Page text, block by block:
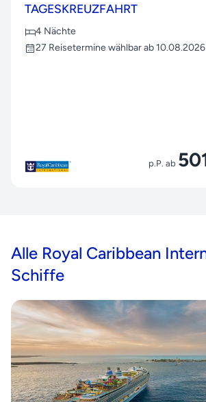
TAGESKREUZFAHRT
4 Nächte
27 Reisetermine wählbar ab 10.08.2026
p.P. ab
Alle Royal Caribbean
Schiffe